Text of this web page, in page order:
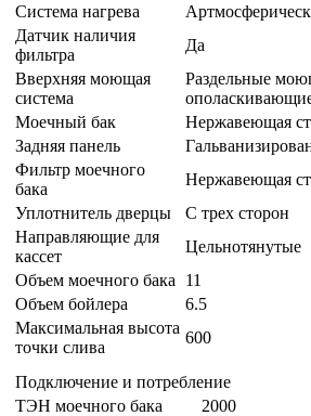
Система нагрева
Датчик наличия
фильтра
Да
Вверхняя моющая
система
Раздельные
Моечный бак
Нержавеющая
Задняя панель
Фильтр моечного
бака
Нержавеющая
Уплотнитель дверцы
С трех сторон
Направляющие для
кассет
Цельнотянутые
Объем моечного бака
11
Объем бойлера
6.5
Максимальная высота
точки слива
600
Подключение и потребление
ТЭН моечного бака
2000